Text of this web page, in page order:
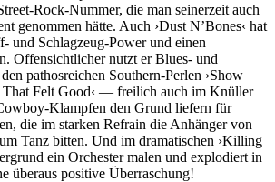
Rock-Nummer, die man seinerzeit auch
genommen hätte. Auch ›Dust N’Bones‹ hat
und Schlagzeug-Power und einen
Offensichtlicher nutzt er Blues- und
pathosreichen Southern-Perlen ›Show
That Felt Good‹ — freilich auch im Knüller
Klampfen den Grund liefern für
die im starken Refrain die Anhänger von
Tanz bitten. Und im dramatischen ›Killing
ein Orchester malen und explodiert in
überaus positive Überraschung!